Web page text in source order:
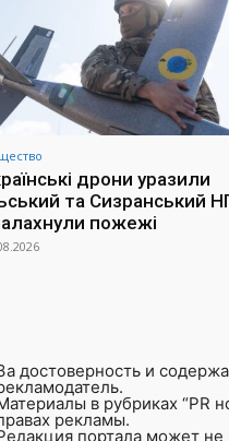
дрони уразили
та Сизранський
пожежі
достоверность и
в рубриках “PR
рекламы.
портала может не